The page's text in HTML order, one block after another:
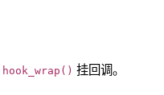
hook_wrap() 挂回调。